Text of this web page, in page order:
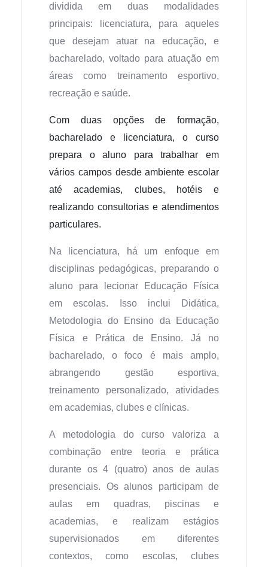
dividida em duas modalidades
principais: licenciatura, para aqueles
que desejam atuar na educação, e
bacharelado, voltado para atuação em
áreas como treinamento esportivo,
recreação e saúde.
Com duas opções de formação,
bacharelado e licenciatura, o curso
prepara o aluno para trabalhar em
vários campos desde ambiente escolar
até academias, clubes, hotéis e
realizando consultorias e atendimentos
particulares.
Na licenciatura, há um enfoque em
disciplinas pedagógicas, preparando o
aluno para lecionar Educação Física
em escolas. Isso inclui Didática,
Metodologia do Ensino da Educação
Física e Prática de Ensino. Já no
bacharelado, o foco é mais amplo,
abrangendo gestão esportiva,
treinamento personalizado, atividades
em academias, clubes e clínicas.
A metodologia do curso valoriza a
combinação entre teoria e prática
durante os 4 (quatro) anos de aulas
presenciais. Os alunos participam de
aulas em quadras, piscinas e
academias, e realizam estágios
supervisionados em diferentes
contextos, como escolas, clubes